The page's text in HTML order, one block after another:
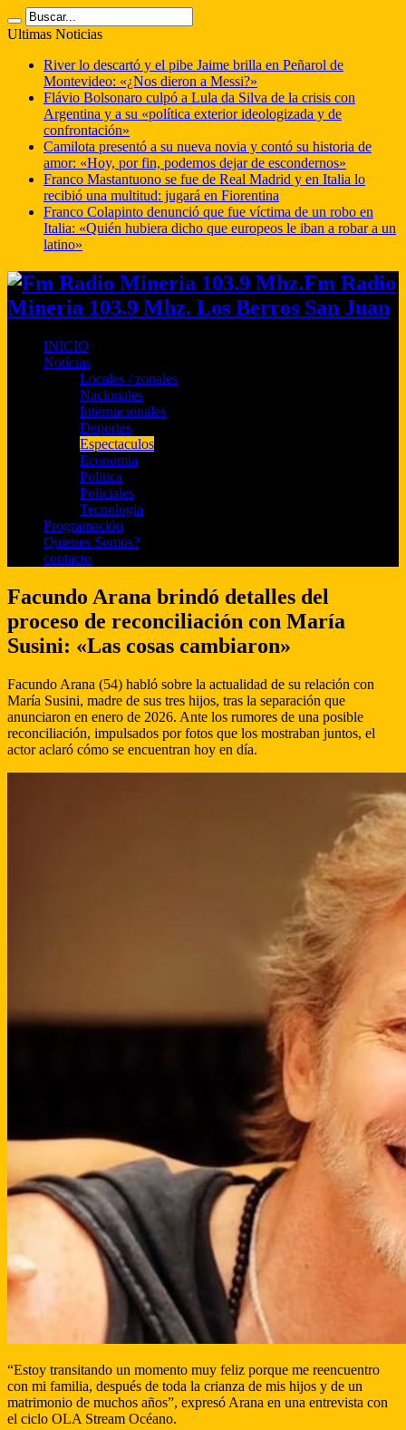
Ultimas Noticias
River lo descartó y el pibe Jaime brilla en Peñarol de
Montevideo: «¿Nos dieron a Messi?»
Flávio Bolsonaro culpó a Lula da Silva de la crisis con
Argentina y a su «política exterior ideologizada y de
confrontación»
Camilota presentó a su nueva novia y contó su historia de
amor: «Hoy, por fin, podemos dejar de escondernos»
Franco Mastantuono se fue de Real Madrid y en Italia lo
recibió una multitud: jugará en Fiorentina
Franco Colapinto denunció que fue víctima de un robo en
Italia: «Quién hubiera dicho que europeos le iban a robar a un
latino»
Fm Radio
Mineria 103.9 Mhz. Los Berros San Juan
INICIO
Noticias
Locales / zonales
Nacionales
Internacionales
Deportes
Espectaculos
Economia
Politica
Policiales
Tecnologia
Programación
Quienes Somos?
contacto
Facundo Arana brindó detalles del
proceso de reconciliación con María
Susini: «Las cosas cambiaron»
Facundo Arana (54) habló sobre la actualidad de su relación con
María Susini, madre de sus tres hijos, tras la separación que
anunciaron en enero de 2026. Ante los rumores de una posible
reconciliación, impulsados por fotos que los mostraban juntos, el
actor aclaró cómo se encuentran hoy en día.
“Estoy transitando un momento muy feliz porque me reencuentro
con mi familia, después de toda la crianza de mis hijos y de un
matrimonio de muchos años”, expresó Arana en una entrevista con
el ciclo OLA Stream Océano.